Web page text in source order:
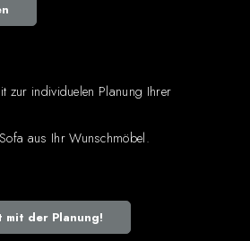
zur individuelen Planung Ihrer
aus Ihr Wunschmöbel.
mit der Planung!